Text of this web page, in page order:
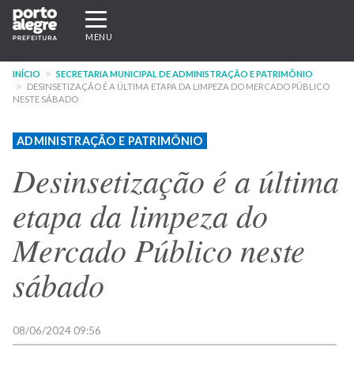
Pular
para
conteúdo
principal
Expandir/recolher
navegação
MENU
INÍCIO
SECRETARIA MUNICIPAL DE ADMINISTRAÇÃO E PATRIMÔNIO
DESINSETIZAÇÃO É A ÚLTIMA ETAPA DA LIMPEZA DO MERCADO PÚBLICO
NESTE SÁBADO
ADMINISTRAÇÃO E PATRIMÔNIO
Desinsetização é a última
etapa da limpeza do
Mercado Público neste
sábado
08/06/2024 09:56